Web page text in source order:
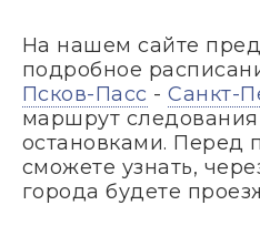
На нашем сайте
подробное
Псков-Пасс -Санкт-
маршрут
остановками. Перед
сможете узнать,
города будете